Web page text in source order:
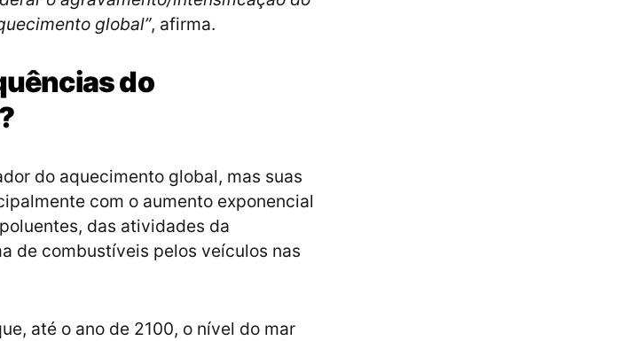
global”, afirma.
do
do aquecimento global, mas suas
com o aumento exponencial
das atividades da
de combustíveis pelos veículos nas
até o ano de 2100, o nível do mar